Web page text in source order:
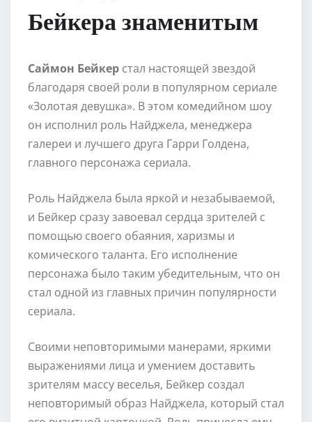
Бейкера знаменитым
Саймон Бейкер стал настоящей звездой
благодаря своей роли в популярном сериале
«Золотая девушка». В этом комедийном шоу
он исполнил роль Найджела, менеджера
галереи и лучшего друга Гарри Голдена,
главного персонажа сериала.
Роль Найджела была яркой и незабываемой,
и Бейкер сразу завоевал сердца зрителей с
помощью своего обаяния, харизмы и
комического таланта. Его исполнение
персонажа было таким убедительным, что он
стал одной из главных причин популярности
сериала.
Своими неповторимыми манерами, яркими
выражениями лица и умением доставить
зрителям массу веселья, Бейкер создал
неповторимый образ Найджела, который стал